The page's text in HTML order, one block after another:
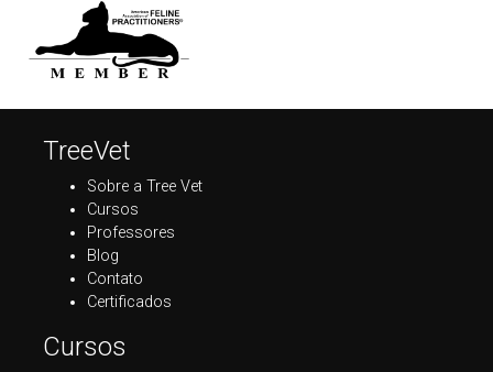
TreeVet
Sobre a Tree Vet
Cursos
Professores
Blog
Contato
Certificados
Cursos